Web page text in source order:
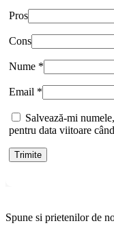
Pros
Cons
Nume *
Email *
Salvează-mi
pentru data viitoare
Spune si prietenilor de